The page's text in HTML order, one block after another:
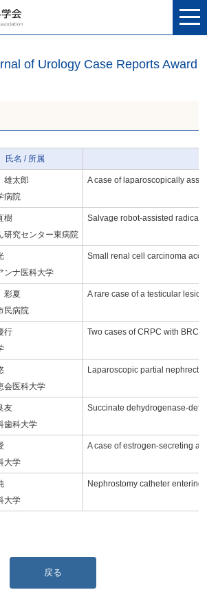
of Urology Case Reports Award
氏名 / 所属
太郎
病院
A case of laparoscopically
樹
研究センター東病院
Salvage robot-assisted radical
ンナ医科大学
Small renal cell carcinoma
夏
民病院
A rare case of a testicular
行
Two cases of CRPC with
会医科大学
Laparoscopic partial
友
歯科大学
Succinate dehydrogenase-
大学
A case of estrogen-secreting
大学
Nephrostomy catheter
戻る